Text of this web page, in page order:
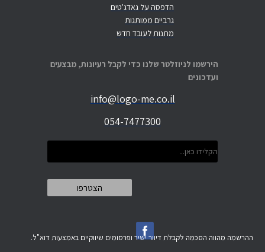
הדפסה על גאדג'טים
גרביים ממותגות
מתנות לעובד חדש
הירשמו לניוזלטר שלנו כדי לקבל רעיונות, מבצעים
ועדכונים
info@logo-me.co.il
054-7477300
ההרשמה מהווה הסכמה לקבלת דיוור ישיר ופרסומים שיווקיים באמצעות דוא"ל.